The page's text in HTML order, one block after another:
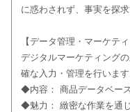
に惑わされず、事実を探
【データ管理・マーケティ
デジタルマーケティング
確な入力・管理を行います
◆内容： 商品データベー
◆魅力： 緻密な作業を通